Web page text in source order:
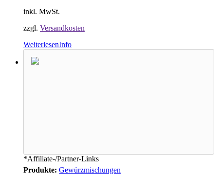
inkl. MwSt.
zzgl. Versandkosten
WeiterlesenInfo
*Affiliate-/Partner-Links
Produkte: Gewürzmischungen